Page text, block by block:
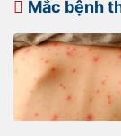
Mắc bệnh